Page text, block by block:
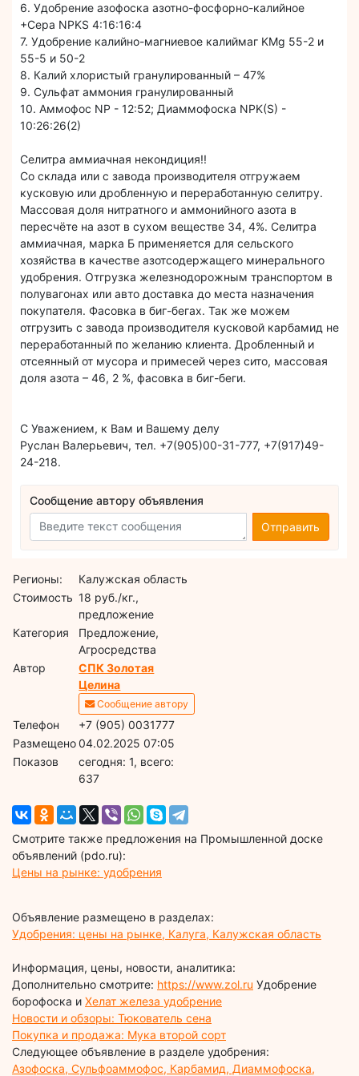
6. Удобрение азофоска азотно-фосфорно-калийное
+Сера NPKS 4:16:16:4
7. Удобрение калийно-магниевое калиймаг KMg 55-2 и
55-5 и 50-2
8. Калий хлористый гранулированный – 47%
9. Сульфат аммония гранулированный
10. Аммофос NP - 12:52; Диаммофоска NPK(S) -
10:26:26(2)
Селитра аммиачная некондиция!!
Со склада или с завода производителя отгружаем
кусковую или дробленную и переработанную селитру.
Массовая доля нитратного и аммонийного азота в
пересчёте на азот в сухом веществе 34, 4%. Селитра
аммиачная, марка Б применяется для сельского
хозяйства в качестве азотсодержащего минерального
удобрения. Отгрузка железнодорожным транспортом в
полувагонах или авто доставка до места назначения
покупателя. Фасовка в биг-бегах. Так же можем
отгрузить с завода производителя кусковой карбамид не
переработанный по желанию клиента. Дробленный и
отсеянный от мусора и примесей через сито, массовая
доля азота – 46, 2 %, фасовка в биг-беги.
С Уважением, к Вам и Вашему делу
Руслан Валерьевич, тел. +7(905)00-31-777, +7(917)49-
24-218.
Сообщение автору объявления
Отправить
Регионы:
Калужская область
Стоимость 18 руб./кг.,
предложение
Категория
Предложение,
Агросредства
Автор
СПК Золотая
Целина
Сообщение автору
Телефон
+7 (905) 0031777
Размещено04.02.2025 07:05
Показов
cегодня: 1, всего:
637
Смотрите также предложения на Промышленной доске
объявлений (pdo.ru):
Цены на рынке: удобрения
Объявление размещено в разделах:
Удобрения: цены на рынке, Калуга, Калужская область
Информация, цены, новости, аналитика:
Дополнительно смотрите: https://www.zol.ru Удобрение
борофоска и Хелат железа удобрение
Новости и обзоры: Тюкователь сена
Покупка и продажа: Мука второй сорт
Следующее объявление в разделе удобрения:
Азофоска, Сульфоаммофос, Карбамид, Диаммофоска,